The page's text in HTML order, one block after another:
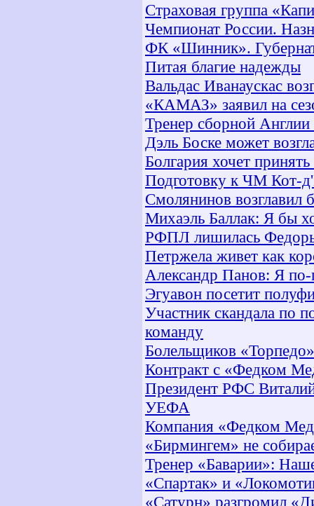
Страховая группа
Чемпионат России.
ФК «Шинник».
Питая благие надежды
Вальдас Иванаускас
«КАМАЗ» заявил на
Тренер сборной Англии
Дэль Боске может
Болгария хочет
Подготовку к ЧМ Кот-
Смолянинов возглавил
Михаэль Баллак: Я бы
РФПЛ лишилась
Петржела живет как
Александр Панов: Я
Эгуавон посетит
Участник скандала по
команду
Болельщиков
Контракт с «Федком
Президент РФС
УЕФА
Компания «Федком
«Бирмингем» не
Тренер «Баварии»:
«Спартак» и
«Сатурн» разгромил